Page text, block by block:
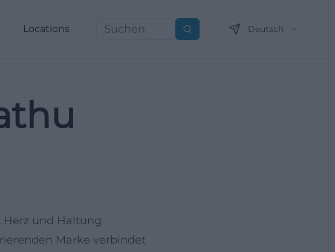
Locations Suchen Deutsch
und Haltung
Marke verbindet